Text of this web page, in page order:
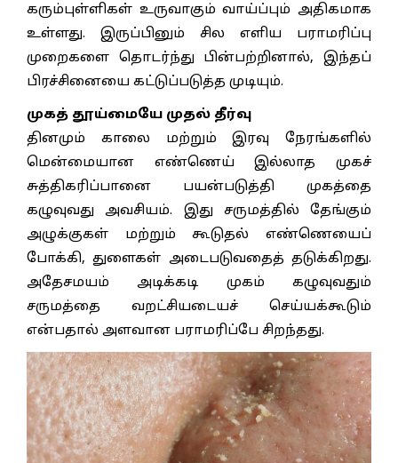
கரும்புள்ளிகள் உருவாகும் வாய்ப்பும் அதிகமாக
உள்ளது. இருப்பினும் சில எளிய பராமரிப்பு
முறைகளை தொடர்ந்து பின்பற்றினால், இந்தப்
பிரச்சினையை கட்டுப்படுத்த முடியும்.
முகத் தூய்மையே முதல் தீர்வு
தினமும் காலை மற்றும் இரவு நேரங்களில்
மென்மையான எண்ணெய் இல்லாத முகச்
சுத்திகரிப்பானை பயன்படுத்தி முகத்தை
கழுவுவது அவசியம். இது சருமத்தில் தேங்கும்
அழுக்குகள் மற்றும் கூடுதல் எண்ணெயைப்
போக்கி, துளைகள் அடைபடுவதைத் தடுக்கிறது.
அதேசமயம் அடிக்கடி முகம் கழுவுவதும்
சருமத்தை வறட்சியடையச் செய்யக்கூடும்
என்பதால் அளவான பராமரிப்பே சிறந்தது.